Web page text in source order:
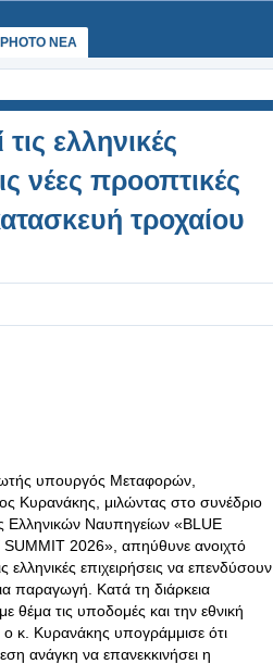
PHOTO NEA
ελληνικές
νέες προοπτικές
τροχαίου
υπουργός Μεταφορών,
Κυρανάκης, μιλώντας στο συνέδριο
Ναυπηγείων «BLUE
2026», απηύθυνε ανοιχτό
ελληνικές επιχειρήσεις να επενδύσουν
παραγωγή. Κατά τη διάρκεια
θέμα τις υποδομές και την εθνική
ο κ. Κυρανάκης υπογράμμισε ότι
ανάγκη να επανεκκινήσει η